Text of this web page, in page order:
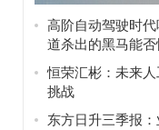
攻略
高阶自动驾驶时
道杀出的黑马能否
恒荣汇彬：未来
挑战
东方日升三季报